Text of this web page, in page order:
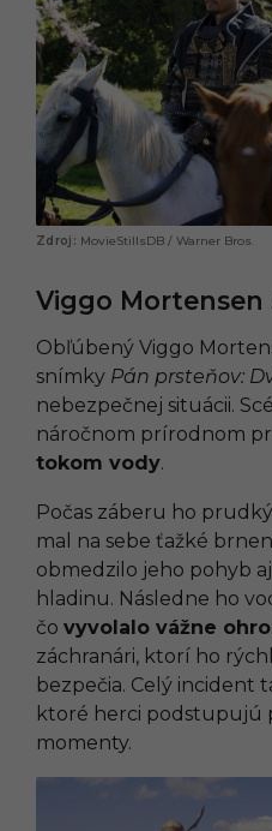
MovieStillsDB / Warner Bros.
Viggo
Obľúbený Viggo
snímky Pán prsteňov:
nebezpečnej situácii.
náročnom prírodnom
tokom vody.
Počas záberu ho
mal na sebe ťažké
obmedzilo jeho pohyb
hladinu. Následne ho
čo vyvolalo vážne
záchranári, ktorí ho
bezpečia. Celý incident
ktoré herci podstupujú
momenty.